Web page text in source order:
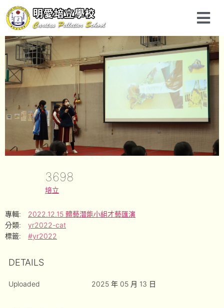
3698
培立
專輯:
2022.12.15 體藝潛能小組才藝匯演
分類:
yr2022-cat
標籤:
#yr2022
DETAILS
Uploaded 2025 年 05 月 13 日